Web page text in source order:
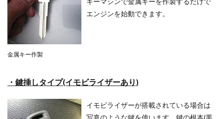
金属キー作製
エンジンを始動できます。
・鍵挿しタイプ(イモビライザーあり)
イモビライザーが搭載されている場合は